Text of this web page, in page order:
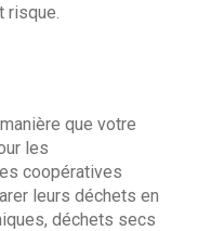
risque.
que votre
les
coopératives
leurs déchets en
déchets secs